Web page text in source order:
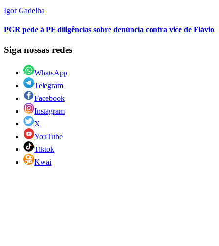
Igor Gadelha
PGR pede à PF diligências sobre denúncia contra vice de Flávio
Siga nossas redes
WhatsApp
Telegram
Facebook
Instagram
X
YouTube
Tiktok
Kwai